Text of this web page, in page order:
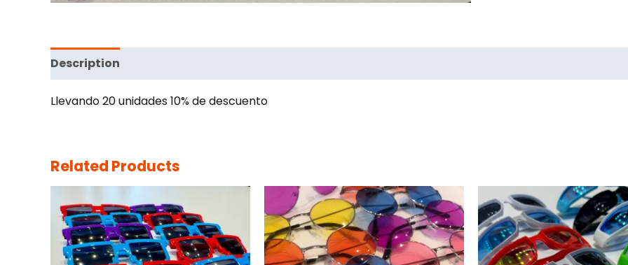
Description
Llevando 20 unidades 10% de descuento
Related Products